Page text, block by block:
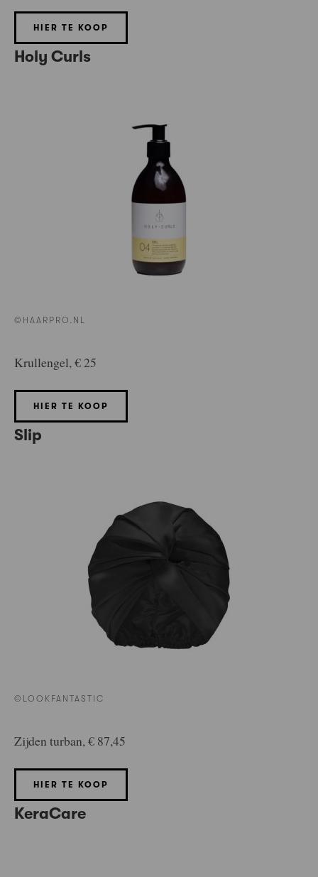
HIER TE KOOP
Holy Curls
©HAARPRO.NL
Krullengel, € 25
HIER TE KOOP
Slip
©LOOKFANTASTIC
Zijden turban, € 87,45
HIER TE KOOP
KeraCare